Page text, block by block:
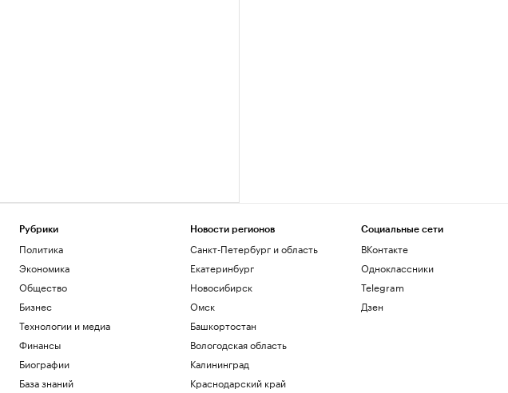
Рубрики
Политика
Экономика
Общество
Бизнес
Технологии и медиа
Финансы
Биографии
База знаний
Новости регионов
Санкт-Петербург и область
Екатеринбург
Новосибирск
Омск
Башкортостан
Вологодская область
Калининград
Краснодарский край
Социальные сети
ВКонтакте
Одноклассники
Telegram
Дзен